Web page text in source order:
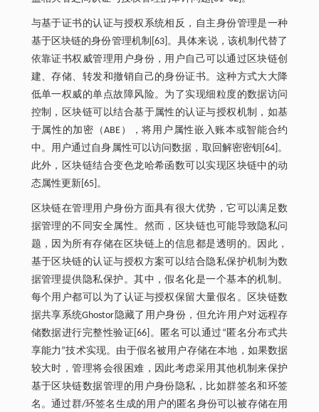
与基于证书的认证与授权系统相反，自主身份管理是一种
基于区块链的身份管理机制[63]。具体来说，该机制代替了
依靠证书权威管理用户身份，用户自己可以通过区块链创
建、存储、转发和撤销自己的身份证书。这种方式大大降
低单一权威的单点故障风险。为了实现细粒度的数据访问
控制，区块链可以结合基于属性的认证与授权机制，如基
于属性的加密（ABE），将用户属性嵌入账本或智能合约
中。用户通过自身属性可以访问数据，取回解密密钥[64]。
此外，区块链结合变色龙哈希函数可以实现区块链中的动
态属性更新[65]。
区块链在管理用户身份方面具有很大优势，它可以满足数
据管理的不同安全属性。然而，区块链也可能导致隐私问
题，因为所有存储在区块链上的信息都是透明的。因此，
基于区块链的认证与授权方案可以结合隐私保护机制为数
据管理提供隐私保护。其中，假名化是一个基本的机制。
每个用户都可以为了认证与授权保留大量假名。区块链数
据共享系统Ghostor隐藏了用户身份，但允许用户对远程存
储数据进行完整性验证[66]。匿名可以通过“匿名分布式共
享能力”技术实现。由于假名被用户存储在本地，如果数据
较大时，管理将会很困难，因此考虑采用其他机制来保护
基于区块链数据管理的用户身份隐私，比如群签名和环签
名。通过群/环签名生成的用户的匿名身份可以被存储在用